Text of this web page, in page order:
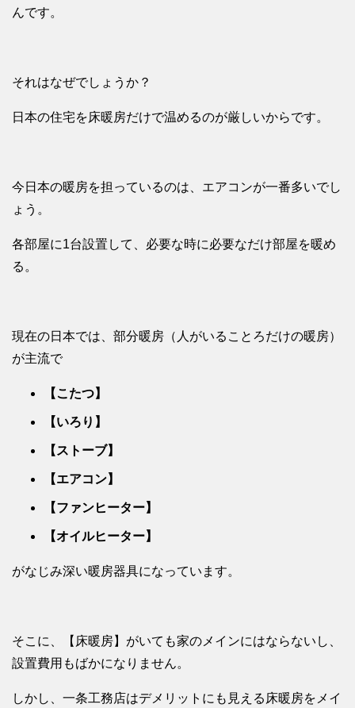
んです。
それはなぜでしょうか？
日本の住宅を床暖房だけで温めるのが厳しいからです。
今日本の暖房を担っているのは、エアコンが一番多いでし
ょう。
各部屋に1台設置して、必要な時に必要なだけ部屋を暖め
る。
現在の日本では、部分暖房（人がいることろだけの暖房）
が主流で
【こたつ】
【いろり】
【ストーブ】
【エアコン】
【ファンヒーター】
【オイルヒーター】
がなじみ深い暖房器具になっています。
そこに、【床暖房】がいても家のメインにはならないし、
設置費用もばかになりません。
しかし、一条工務店はデメリットにも見える床暖房をメイ